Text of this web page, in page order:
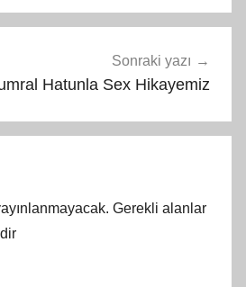
Sonraki yazı
Hatunla Sex Hikayemiz
Gerekli alanlar